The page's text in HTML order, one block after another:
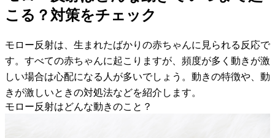
こる？対策をチェック
モロー反射は、生まれたばかりの赤ちゃんに見られる反応で
す。すべての赤ちゃんに起こりますが、頻度が多く動きが激
しい場合は心配になる人が多いでしょう。動きの特徴や、動
きが激しいときの対処法などを紹介します。
モロー反射はどんな動きのこと？